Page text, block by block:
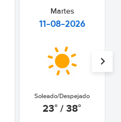
Martes
11-08-2026
Soleado/Despejado
23° / 38°